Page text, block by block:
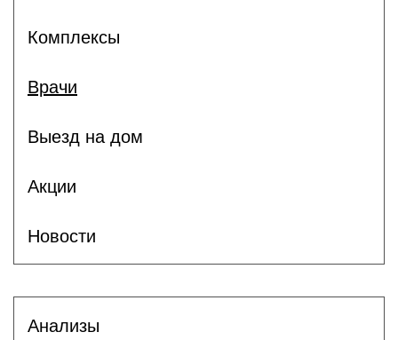
Комплексы
Врачи
Выезд на дом
Акции
Новости
Анализы